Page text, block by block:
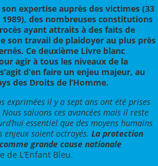
expertise auprès des victimes (33
1989), des nombreuses constitutions
ayant attraits à des faits de
son travail de plaidoyer au plus près
Ce deuxième Livre blanc
agir à tous les niveaux de la
d’en faire un enjeu majeur, au
des Droits de l’Homme.
exprimées il y a sept ans ont été prises
saluons ces avancées mais il reste
essentiel que des moyens humains
soient octroyés. La protection
grande cause nationale
de L’Enfant Bleu.